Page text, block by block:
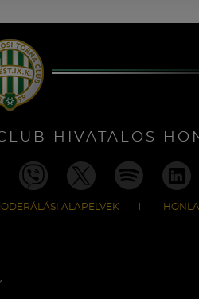
HIVATALOS
ALAPELVEK